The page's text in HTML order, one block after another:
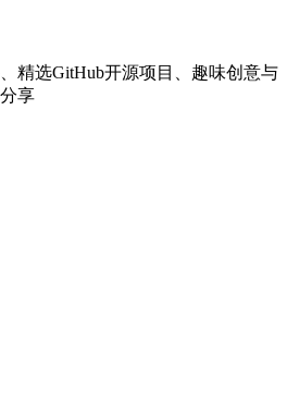
精选GitHub开源项目、趣味创意与
享